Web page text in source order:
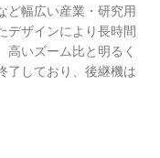
ど幅広い産業・研究用
デザインにより長時間
いズーム比と明るく
了しており、後継機は